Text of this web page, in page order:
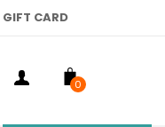
GIFT CARD
0